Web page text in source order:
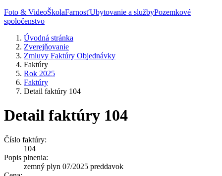
Foto & VideoŠkolaFarnosťUbytovanie a službyPozemkové
spoločenstvo
Úvodná stránka
Zverejňovanie
Zmluvy Faktúry Objednávky
Faktúry
Rok 2025
Faktúry
Detail faktúry 104
Detail faktúry 104
Číslo faktúry:
104
Popis plnenia:
zemný plyn 07/2025 preddavok